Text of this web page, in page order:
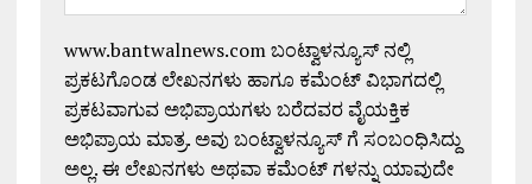
www.bantwalnews.com ಬಂಟ್ವಾಳನ್ಯೂಸ್ ನಲ್ಲಿ
ಪ್ರಕಟಗೊಂಡ ಲೇಖನಗಳು ಹಾಗೂ ಕಮೆಂಟ್ ವಿಭಾಗದಲ್ಲಿ
ಪ್ರಕಟವಾಗುವ ಅಭಿಪ್ರಾಯಗಳು ಬರೆದವರ ವೈಯಕ್ತಿಕ
ಅಭಿಪ್ರಾಯ ಮಾತ್ರ. ಅವು ಬಂಟ್ವಾಳನ್ಯೂಸ್ ಗೆ ಸಂಬಂಧಿಸಿದ್ದು
ಅಲ್ಲ. ಈ ಲೇಖನಗಳು ಅಥವಾ ಕಮೆಂಟ್ ಗಳನ್ನು ಯಾವುದೇ